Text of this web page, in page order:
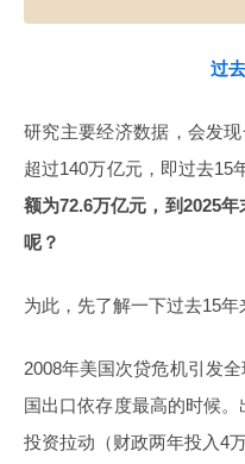
过
研究主要经济数据，会发
超过140万亿元，即过去15
额为72.6万亿元，到2025
呢？
为此，先了解一下过去15
2008年美国次贷危机引发
国出口依存度最高的时候
投资拉动（财政两年投入4